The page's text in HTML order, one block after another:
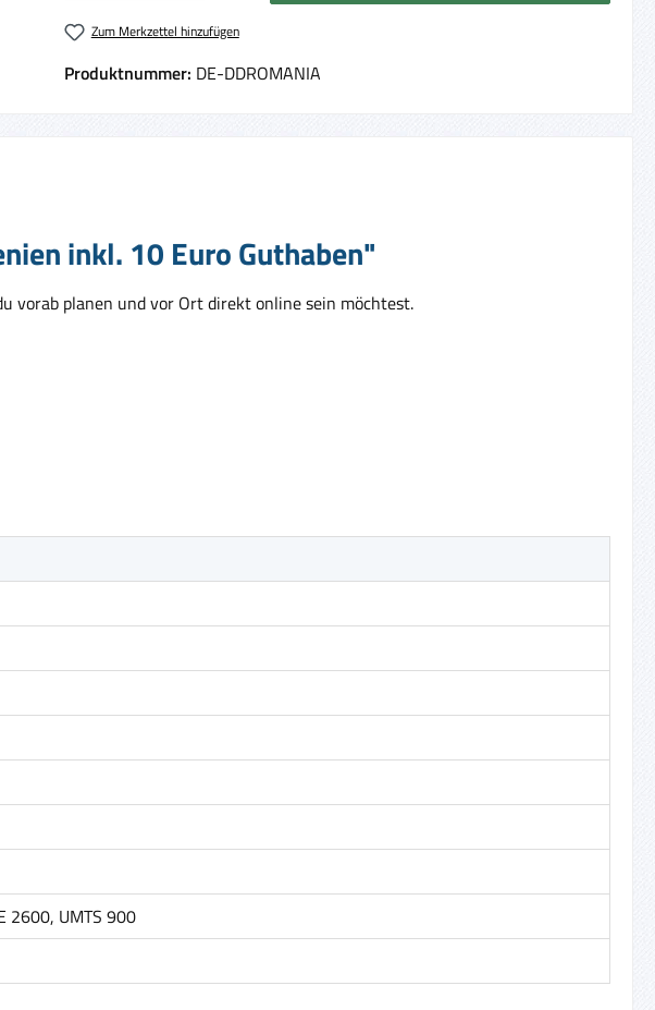
Zum Merkzettel hinzufügen
Produktnummer: DE-DDROMANIA
inkl. 10 Euro Guthaben"
vorab planen und vor Ort direkt online sein möchtest.
2600, UMTS 900